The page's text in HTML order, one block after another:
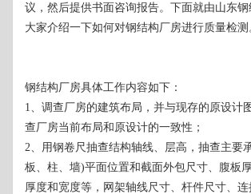
议，然后提供书面咨询报告。下面就由山东
大家介绍一下如何对钢结构厂房进行质量检测
钢结构厂房具体工作内容如下：
1、调查厂房的建筑布局，并与现存的原设计
查厂房当前布局和原设计的一致性；
2、用钢卷尺抽查结构轴线、层高，抽查主要
板、柱、墙)平面位置和截面外包尺寸、腹板
厚度和宽度等，网架轴线尺寸、杆件尺寸、连